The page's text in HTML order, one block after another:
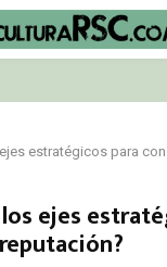
estratégicos para
ejes